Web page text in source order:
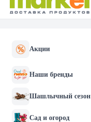
Акции
Наши бренды
Шашлычный сезон
Сад и огород